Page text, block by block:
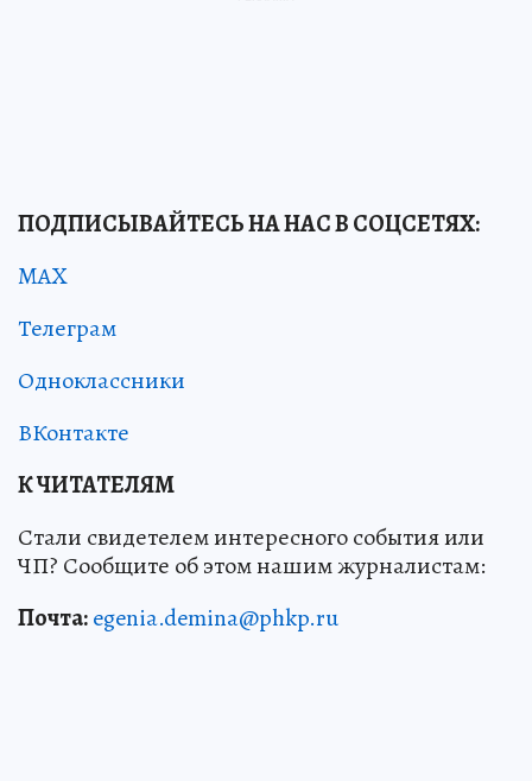
ПОДПИСЫВАЙТЕСЬ НА НАС В СОЦСЕТЯХ:
MAX
Телеграм
Одноклассники
ВКонтакте
К ЧИТАТЕЛЯМ
Стали свидетелем интересного события или
ЧП? Сообщите об этом нашим журналистам:
Почта:egenia.demina@phkp.ru